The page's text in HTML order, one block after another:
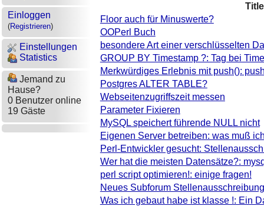
Einloggen
(Registrieren)
Einstellungen
Statistics
Jemand zu
Hause?
0 Benutzer online
19 Gäste
Title
Floor auch für Minuswerte?
OOPerl Buch
besondere Art einer verschlüsselten
GROUP BY Timestamp ?: Tag bei
Merkwürdiges Erlebnis mit push():
Postgres ALTER TABLE?
Webseitenzugriffszeit messen
Parameter Fixieren
MySQL speichert führende NULL nicht
Eigenen Server betreiben: was muß
Perl-Entwickler gesucht:
Wer hat die meisten Datensätze?:
perl script optimieren!: einige fragen!
Neues Subforum
Was ich gebaut habe ist klasse !: Ein